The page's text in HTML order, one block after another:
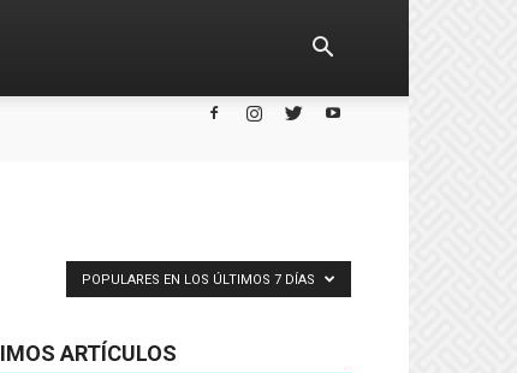
POPULARES EN LOS ÚLTIMOS 7 DÍAS
ARTÍCULOS